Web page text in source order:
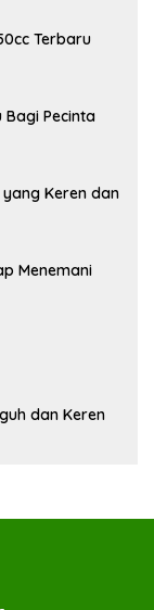
Terbaru
Bagi Pecinta
Keren dan
Menemani
dan Keren